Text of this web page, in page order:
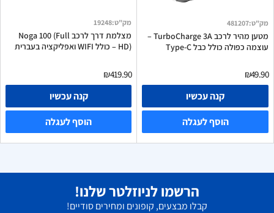
מק"ט:
481207
מטען מהיר לרכב TurboCharge 3A –
עוצמה כפולה כולל כבל Type-C
₪49.90
קנה עכשיו
הוסף לעגלה
מק"ט:
19248
מצלמת דרך לרכב Noga 100 (Full
HD) – כולל WIFI ואפליקציה בעברית
₪419.90
קנה עכשיו
הוסף לעגלה
הרשמו לניוזלטר שלנו!
קבלו מבצעים, קופונים ומחירים סודיים!